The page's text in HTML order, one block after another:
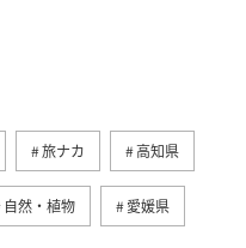
旅ナカ 高知県
自然・植物 愛媛県